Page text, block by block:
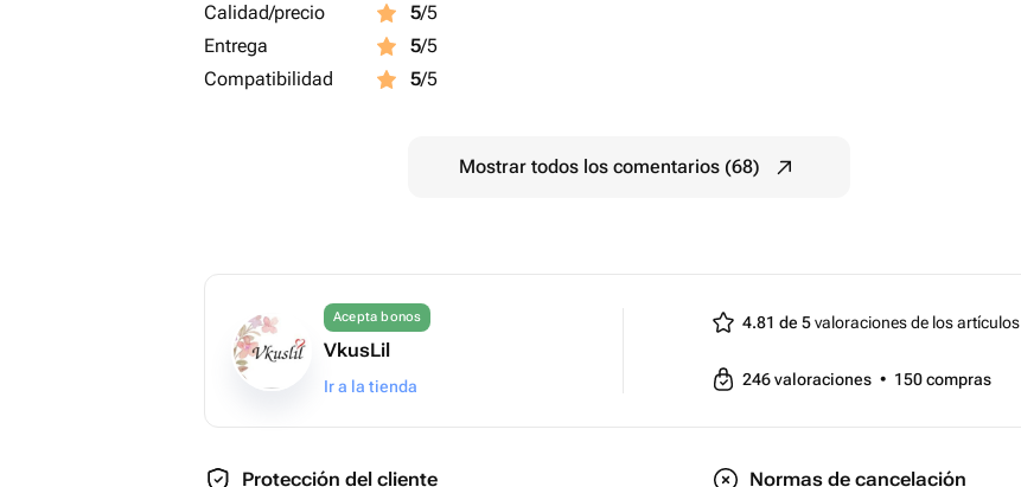
Calidad/precio
5/5
Entrega
5/5
Compatibilidad
5/5
Mostrar todos los comentarios (68)
Acepta bonos
VkusLil
Ir a la tienda
4.81 de 5valoraciones de los artículos
246valoraciones • 150compras
Protección del cliente Normas de cancelación